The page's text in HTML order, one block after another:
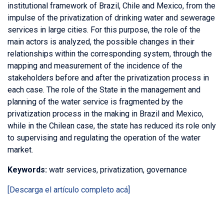
institutional framework of Brazil, Chile and Mexico, from the
impulse of the privatization of drinking water and sewerage
services in large cities. For this purpose, the role of the
main actors is analyzed, the possible changes in their
relationships within the corresponding system, through the
mapping and measurement of the incidence of the
stakeholders before and after the privatization process in
each case. The role of the State in the management and
planning of the water service is fragmented by the
privatization process in the making in Brazil and Mexico,
while in the Chilean case, the state has reduced its role only
to supervising and regulating the operation of the water
market.
Keywords: watr services, privatization, governance
[Descarga el artículo completo acá]